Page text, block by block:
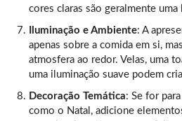
cores claras são geralmente uma
Iluminação e Ambiente: A
apenas sobre a comida em si,
atmosfera ao redor. Velas, uma
uma iluminação suave podem
Decoração Temática: Se for
como o Natal, adicione